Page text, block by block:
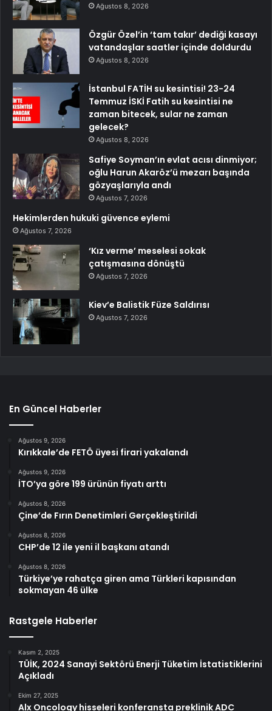
Ağustos 8, 2026
Özgür Özel’in ‘tam takır’ dediği kasayı
vatandaşlar saatler içinde doldurdu
Ağustos 8, 2026
İstanbul FATİH su kesintisi! 23-24
Temmuz İSKİ Fatih su kesintisi ne
zaman bitecek, sular ne zaman
gelecek?
Ağustos 8, 2026
Safiye Soyman’ın evlat acısı dinmiyor;
oğlu Harun Akaröz’ü mezarı başında
gözyaşlarıyla andı
Ağustos 7, 2026
Hekimlerden hukuki güvence eylemi
Ağustos 7, 2026
‘Kız verme’ meselesi sokak
çatışmasına dönüştü
Ağustos 7, 2026
Kiev’e Balistik Füze Saldırısı
Ağustos 7, 2026
En Güncel Haberler
Ağustos 9, 2026
Kırıkkale’de FETÖ üyesi firari yakalandı
Ağustos 9, 2026
İTO’ya göre 199 ürünün fiyatı arttı
Ağustos 8, 2026
Çine’de Fırın Denetimleri Gerçekleştirildi
Ağustos 8, 2026
CHP’de 12 ile yeni il başkanı atandı
Ağustos 8, 2026
Türkiye’ye rahatça giren ama Türkleri kapısından
sokmayan 46 ülke
Rastgele Haberler
Kasım 2, 2025
TÜİK, 2024 Sanayi Sektörü Enerji Tüketim İstatistiklerini
Açıkladı
Ekim 27, 2025
Alx Oncology hisseleri konferansta preklinik ADC